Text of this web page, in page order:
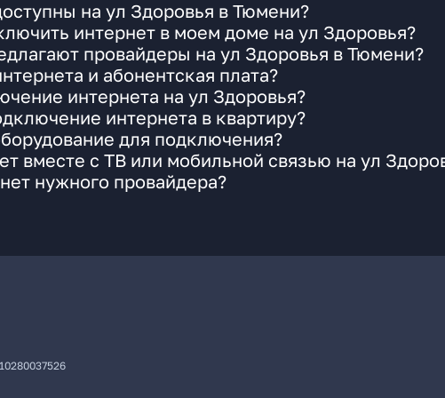
на ул Здоровья в Тюмени?
интернет в моем доме на ул Здоровья?
провайдеры на ул Здоровья в Тюмени?
и абонентская плата?
интернета на ул Здоровья?
интернета в квартиру?
для подключения?
вместе с ТВ или мобильной связью на ул
нужного провайдера?